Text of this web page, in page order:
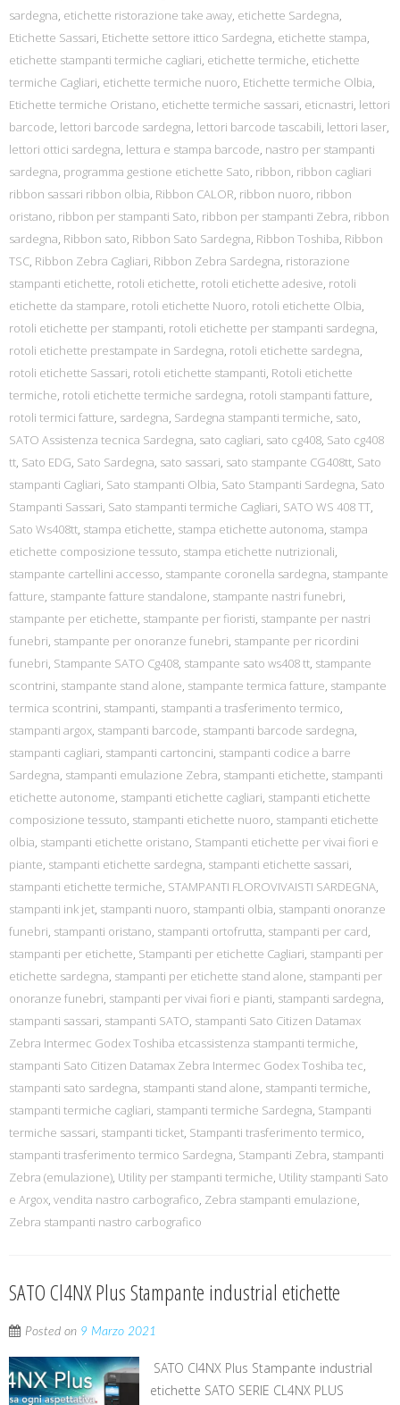
sardegna, etichette ristorazione take away, etichette Sardegna,
Etichette Sassari, Etichette settore ittico Sardegna, etichette stampa,
etichette stampanti termiche cagliari, etichette termiche, etichette
termiche Cagliari, etichette termiche nuoro, Etichette termiche Olbia,
Etichette termiche Oristano, etichette termiche sassari, eticnastri, lettori
barcode, lettori barcode sardegna, lettori barcode tascabili, lettori laser,
lettori ottici sardegna, lettura e stampa barcode, nastro per stampanti
sardegna, programma gestione etichette Sato, ribbon, ribbon cagliari
ribbon sassari ribbon olbia, Ribbon CALOR, ribbon nuoro, ribbon
oristano, ribbon per stampanti Sato, ribbon per stampanti Zebra, ribbon
sardegna, Ribbon sato, Ribbon Sato Sardegna, Ribbon Toshiba, Ribbon
TSC, Ribbon Zebra Cagliari, Ribbon Zebra Sardegna, ristorazione
stampanti etichette, rotoli etichette, rotoli etichette adesive, rotoli
etichette da stampare, rotoli etichette Nuoro, rotoli etichette Olbia,
rotoli etichette per stampanti, rotoli etichette per stampanti sardegna,
rotoli etichette prestampate in Sardegna, rotoli etichette sardegna,
rotoli etichette Sassari, rotoli etichette stampanti, Rotoli etichette
termiche, rotoli etichette termiche sardegna, rotoli stampanti fatture,
rotoli termici fatture, sardegna, Sardegna stampanti termiche, sato,
SATO Assistenza tecnica Sardegna, sato cagliari, sato cg408, Sato cg408
tt, Sato EDG, Sato Sardegna, sato sassari, sato stampante CG408tt, Sato
stampanti Cagliari, Sato stampanti Olbia, Sato Stampanti Sardegna, Sato
Stampanti Sassari, Sato stampanti termiche Cagliari, SATO WS 408 TT,
Sato Ws408tt, stampa etichette, stampa etichette autonoma, stampa
etichette composizione tessuto, stampa etichette nutrizionali,
stampante cartellini accesso, stampante coronella sardegna, stampante
fatture, stampante fatture standalone, stampante nastri funebri,
stampante per etichette, stampante per fioristi, stampante per nastri
funebri, stampante per onoranze funebri, stampante per ricordini
funebri, Stampante SATO Cg408, stampante sato ws408 tt, stampante
scontrini, stampante stand alone, stampante termica fatture, stampante
termica scontrini, stampanti, stampanti a trasferimento termico,
stampanti argox, stampanti barcode, stampanti barcode sardegna,
stampanti cagliari, stampanti cartoncini, stampanti codice a barre
Sardegna, stampanti emulazione Zebra, stampanti etichette, stampanti
etichette autonome, stampanti etichette cagliari, stampanti etichette
composizione tessuto, stampanti etichette nuoro, stampanti etichette
olbia, stampanti etichette oristano, Stampanti etichette per vivai fiori e
piante, stampanti etichette sardegna, stampanti etichette sassari,
stampanti etichette termiche, STAMPANTI FLOROVIVAISTI SARDEGNA,
stampanti ink jet, stampanti nuoro, stampanti olbia, stampanti onoranze
funebri, stampanti oristano, stampanti ortofrutta, stampanti per card,
stampanti per etichette, Stampanti per etichette Cagliari, stampanti per
etichette sardegna, stampanti per etichette stand alone, stampanti per
onoranze funebri, stampanti per vivai fiori e pianti, stampanti sardegna,
stampanti sassari, stampanti SATO, stampanti Sato Citizen Datamax
Zebra Intermec Godex Toshiba etcassistenza stampanti termiche,
stampanti Sato Citizen Datamax Zebra Intermec Godex Toshiba tec,
stampanti sato sardegna, stampanti stand alone, stampanti termiche,
stampanti termiche cagliari, stampanti termiche Sardegna, Stampanti
termiche sassari, stampanti ticket, Stampanti trasferimento termico,
stampanti trasferimento termico Sardegna, Stampanti Zebra, stampanti
Zebra (emulazione), Utility per stampanti termiche, Utility stampanti Sato
e Argox, vendita nastro carbografico, Zebra stampanti emulazione,
Zebra stampanti nastro carbografico
SATO Cl4NX Plus Stampante industrial etichette
Posted on 9 Marzo 2021
SATO Cl4NX Plus Stampante industrial
etichette SATO SERIE CL4NX PLUS